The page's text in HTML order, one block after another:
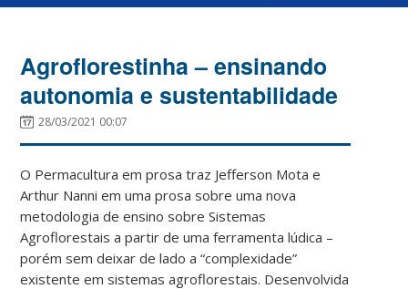
Agroflorestinha – ensinando
autonomia e sustentabilidade
28/03/2021 00:07
O Permacultura em prosa traz Jefferson Mota e
Arthur Nanni em uma prosa sobre uma nova
metodologia de ensino sobre Sistemas
Agroflorestais a partir de uma ferramenta lúdica –
porém sem deixar de lado a “complexidade”
existente em sistemas agroflorestais. Desenvolvida